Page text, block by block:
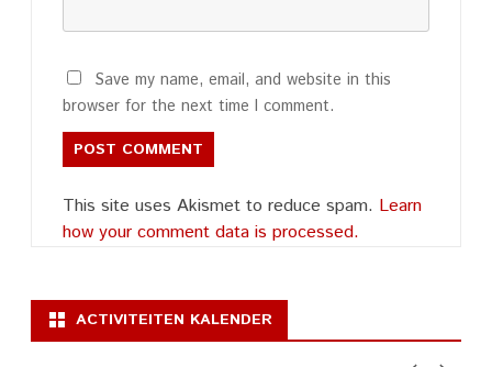
Save my name, email, and website in this
browser for the next time I comment.
This site uses Akismet to reduce spam. Learn
how your comment data is processed.
ACTIVITEITEN KALENDER